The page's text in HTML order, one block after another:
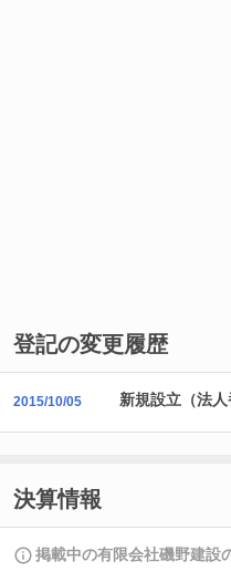
登記の変更履歴
2015/10/05 新規設立（法人
決算情報
掲載中の有限会社磯野建設